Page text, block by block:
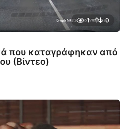
1 0
που καταγράφηκαν από
(Βίντεο)